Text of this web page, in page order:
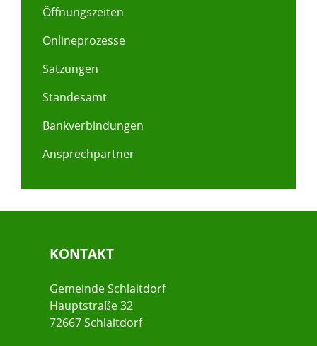
Öffnungszeiten
Onlineprozesse
Satzungen
Standesamt
Bankverbindungen
Ansprechpartner
KONTAKT
Gemeinde Schlaitdorf
Hauptstraße 32
72667 Schlaitdorf